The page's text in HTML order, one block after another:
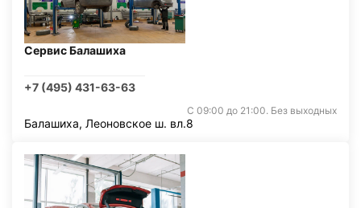
Сервис Балашиха
+7 (495) 431-63-63
С 09:00 до 21:00. Без выходных
Балашиха, Леоновское ш. вл.8